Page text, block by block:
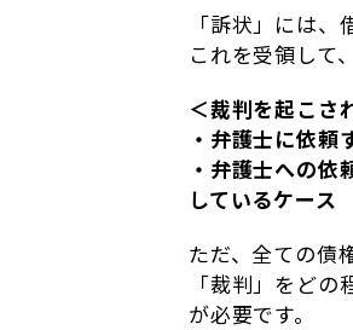
「訴状」には
これを受領して
＜裁判を起こさ
・弁護士に依頼
・弁護士への
しているケース
ただ、全ての債
「裁判」をど
が必要です。